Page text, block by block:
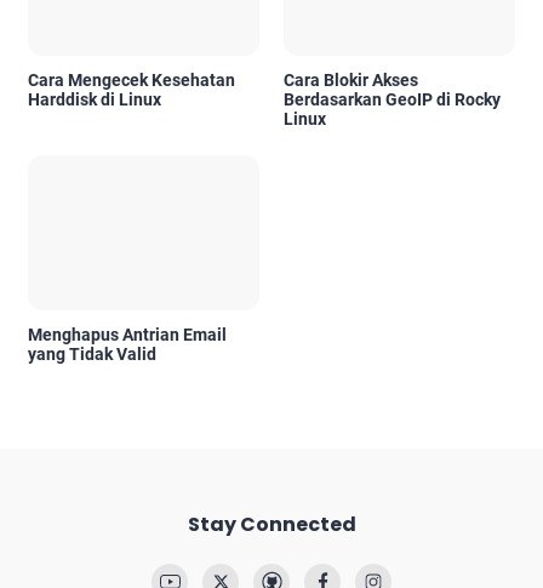
Cara Mengecek Kesehatan
Harddisk di Linux
Cara Blokir Akses
Berdasarkan GeoIP di Rocky
Linux
Menghapus Antrian Email
yang Tidak Valid
Stay Connected